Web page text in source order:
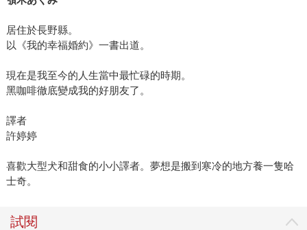
居住於長野縣。
以《我的幸福婚約》一書出道。
現在是我至今的人生當中最忙碌的時期。
黑咖啡徹底變成我的好朋友了。
譯者
許婷婷
喜歡大型犬和甜食的小小譯者。夢想是搬到寒冷的地方養一隻哈
士奇。
試閱